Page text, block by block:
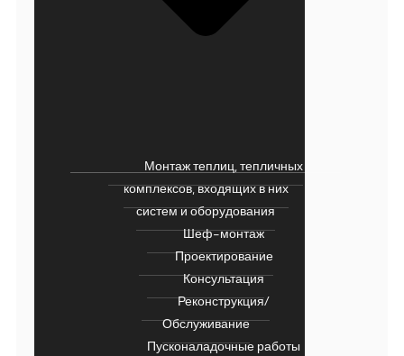
Монтаж теплиц, тепличных
комплексов, входящих в них
систем и оборудования
Шеф-монтаж
Проектирование
Консультация
Реконструкция/
Обслуживание
Пусконаладочные работы